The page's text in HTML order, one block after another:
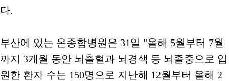
다.
부산에 있는 온종합병원은 31일 "올해 5월부터 7월
까지 3개월 동안 뇌출혈과 뇌경색 등 뇌졸중으로 입
원한 환자 수는 150명으로 지난해 12월부터 올해 2